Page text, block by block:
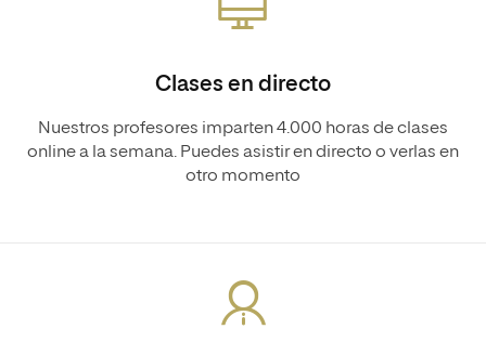
Clases en directo
Nuestros profesores imparten 4.000 horas de clases
online a la semana. Puedes asistir en directo o verlas en
otro momento